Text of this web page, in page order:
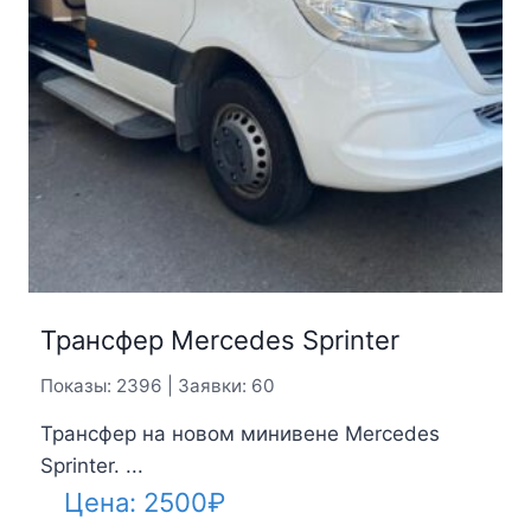
Трансфер Mercedes Sprinter
Показы: 2396 | Заявки: 60
Трансфер на новом минивене Mercedes
Sprinter. ...
Цена: 2500₽